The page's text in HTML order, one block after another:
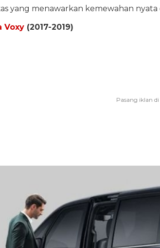
yang menawarkan kemewahan
Voxy(2017-2019)